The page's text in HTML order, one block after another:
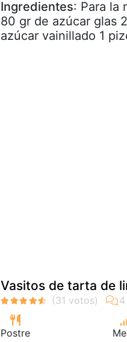
Ingredientes: Para la
80 gr de azúcar glas
azúcar vainillado 1
Vasitos de tarta de
Postre